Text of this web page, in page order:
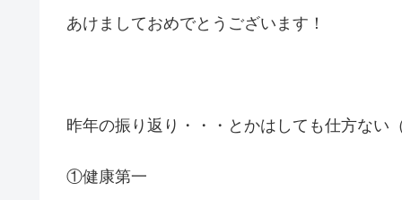
あけましておめでとうございます！
昨年の振り返り・・・とかはしても仕方ない
①健康第一